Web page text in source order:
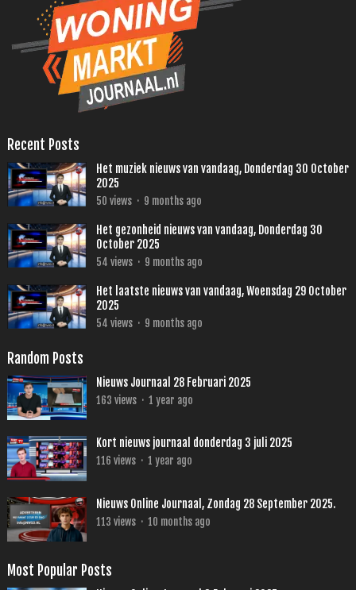
Recent Posts
Het muziek nieuws van vandaag, Donderdag 30 October
2025
50 views · 9 months ago
Het gezonheid nieuws van vandaag, Donderdag 30
October 2025
54 views · 9 months ago
Het laatste nieuws van vandaag, Woensdag 29 October
2025
54 views · 9 months ago
Random Posts
Nieuws Journaal 28 Februari 2025
163 views · 1 year ago
Kort nieuws journaal donderdag 3 juli 2025
116 views · 1 year ago
Nieuws Online Journaal, Zondag 28 September 2025.
113 views · 10 months ago
Most Popular Posts